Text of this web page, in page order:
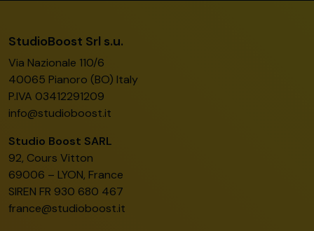
StudioBoost Srl s.u.
Via Nazionale 110/6
40065 Pianoro (BO) Italy
P.IVA 03412291209
info@studioboost.it
Studio Boost SARL
92, Cours Vitton
69006 – LYON, France
SIREN FR 930 680 467
france@studioboost.it